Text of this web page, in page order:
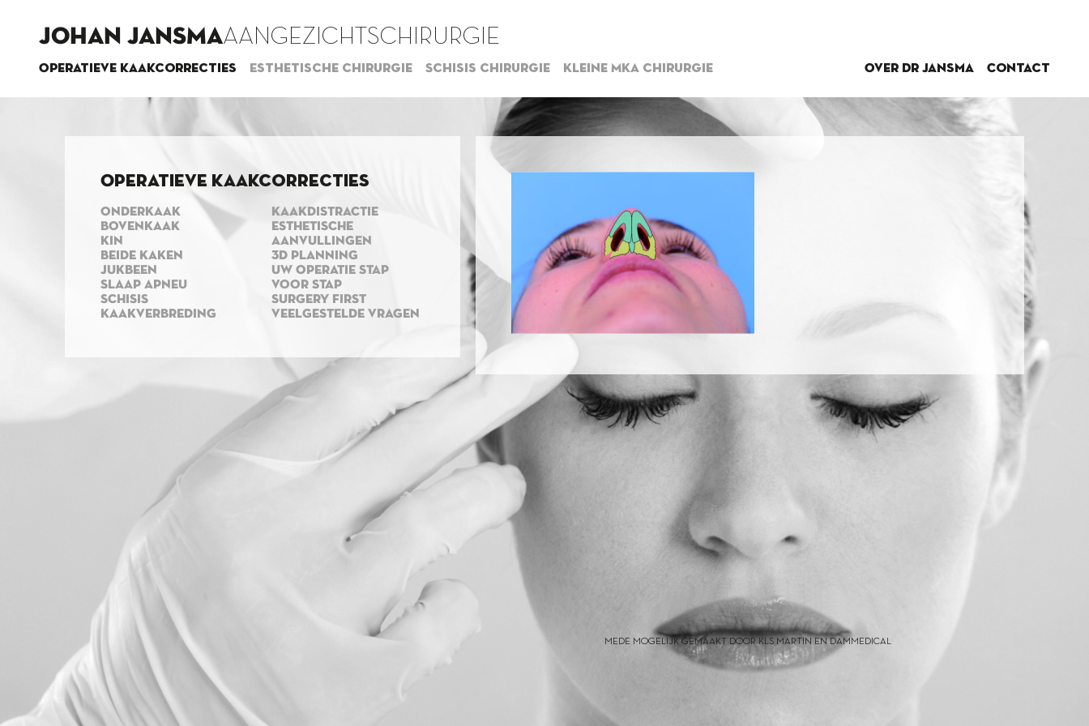
JOHAN JANSMAAANGEZICHTSCHIRURGIE
Operatieve kaakcorrecties Esthetische chirurgie Schisis chirurgie Kleine MKA chirurgie Over dr Jansma Contact
Operatieve kaakcorrecties
ONDERKAAK
BOVENKAAK
KIN
BEIDE KAKEN
JUKBEEN
SLAAP APNEU
SCHISIS
KAAKVERBREDING
KAAKDISTRACTIE
ESTHETISCHE
AANVULLINGEN
3D PLANNING
UW OPERATIE STAP
VOOR STAP
SURGERY FIRST
VEELGESTELDE VRAGEN
MEDE MOGELIJK GEMAAKT DOOR KLS MARTIN EN DAMMEDICAL